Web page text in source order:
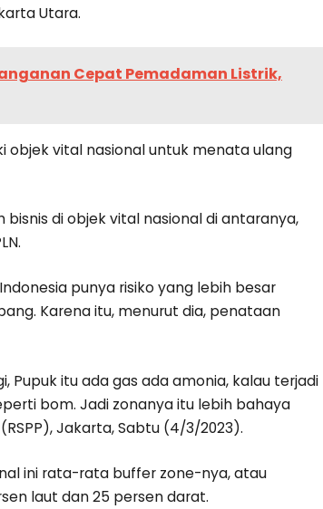
Utara.
Cepat Pemadaman Listrik,
objek vital nasional untuk menata ulang
bisnis di objek vital nasional di antaranya,
punya risiko yang lebih besar
Karena itu, menurut dia, penataan
Pupuk itu ada gas ada amonia, kalau terjadi
bom. Jadi zonanya itu lebih bahaya
Jakarta, Sabtu (4/3/2023).
ini rata-rata buffer zone-nya, atau
laut dan 25 persen darat.